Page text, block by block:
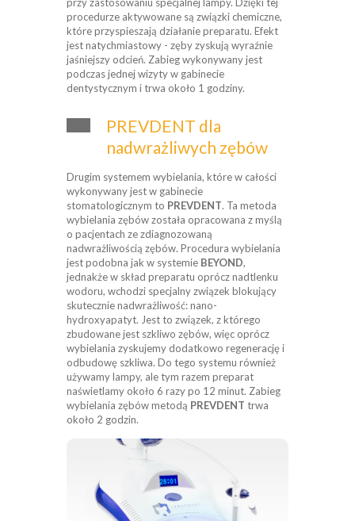
przy zastosowaniu specjalnej lampy. Dzięki tej
procedurze aktywowane są związki chemiczne,
które przyspieszają działanie preparatu. Efekt
jest natychmiastowy - zęby zyskują wyraźnie
jaśniejszy odcień. Zabieg wykonywany jest
podczas jednej wizyty w gabinecie
dentystycznym i trwa około 1 godziny.
PREVDENT dla
nadwrażliwych zębów
Drugim systemem wybielania, które w całości
wykonywany jest w gabinecie
stomatologicznym to PREVDENT. Ta metoda
wybielania zębów została opracowana z myślą
o pacjentach ze zdiagnozowaną
nadwrażliwością zębów. Procedura wybielania
jest podobna jak w systemie BEYOND,
jednakże w skład preparatu oprócz nadtlenku
wodoru, wchodzi specjalny związek blokujący
skutecznie nadwrażliwość: nano-
hydroxyapatyt. Jest to związek, z którego
zbudowane jest szkliwo zębów, więc oprócz
wybielania zyskujemy dodatkowo regenerację i
odbudowę szkliwa. Do tego systemu również
używamy lampy, ale tym razem preparat
naświetlamy około 6 razy po 12 minut. Zabieg
wybielania zębów metodą PREVDENT trwa
około 2 godzin.